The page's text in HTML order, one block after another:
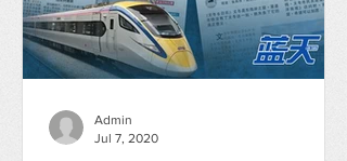
Admin
Jul 7, 2020